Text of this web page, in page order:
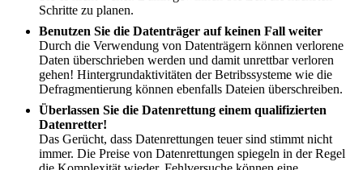
Schritte zu planen.
Benutzen Sie die Datenträger auf keinen Fall weiter
Durch die Verwendung von Datenträgern können verlorene
Daten überschrieben werden und damit unrettbar verloren
gehen! Hintergrundaktivitäten der Betribssysteme wie die
Defragmentierung können ebenfalls Dateien überschreiben.
Überlassen Sie die Datenrettung einem qualifizierten
Datenretter!
Das Gerücht, dass Datenrettungen teuer sind stimmt nicht
immer. Die Preise von Datenrettungen spiegeln in der Regel